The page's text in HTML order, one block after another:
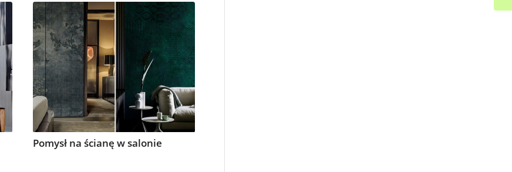
Pomysł na ścianę w salonie